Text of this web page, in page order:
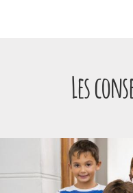
Les
Panneau de gestion des